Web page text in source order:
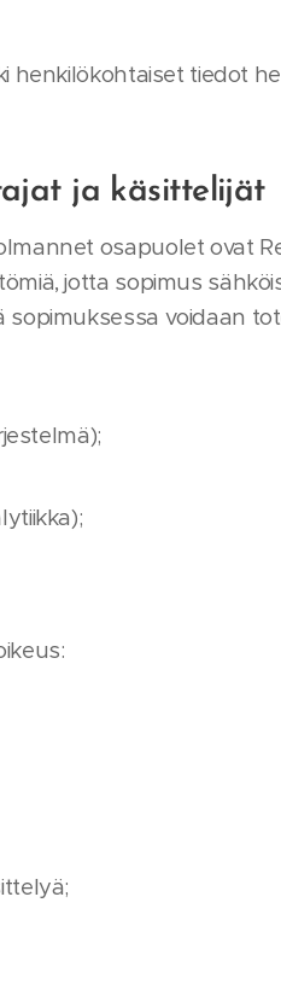
henkilökohtaiset tiedot
ja käsittelijät
osapuolet ovat
jotta sopimus
sopimuksessa voidaan